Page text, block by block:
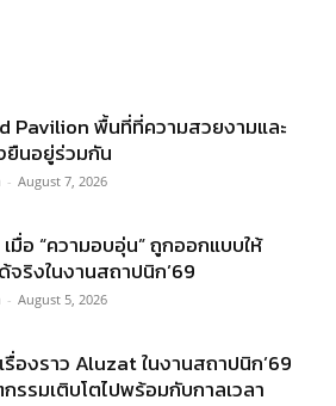
Pavilion พื้นที่ที่ความสวยงามและ
ยืนอยู่ร่วมกัน
- August 7, 2026
มื่อ “ความอบอุ่น” ถูกออกแบบให้
ริงในงานสถาปนิก’69
- August 5, 2026
องราว Aluzat ในงานสถาปนิก’69
รรมเติบโตไปพร้อมกับกาลเวลา